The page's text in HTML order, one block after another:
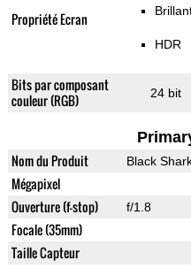
Propriété Ecran
HDR
Bits par composant
couleur (RGB)
24 bit
Nom du Produit Black
Mégapixel
Ouverture (f-stop) f/1.8
Focale (35mm)
Taille Capteur